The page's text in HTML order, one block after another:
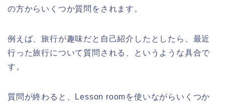
の方からいくつか質問をされます。
例えば、旅行が趣味だと自己紹介したとしたら、最近
行った旅行について質問される、というような具合で
す。
質問が終わると、Lesson roomを使いながらいくつか